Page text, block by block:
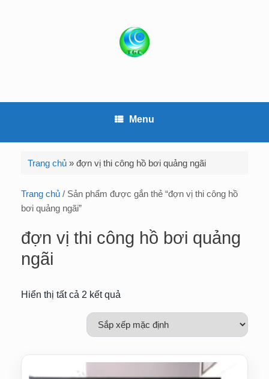
Menu
Trang chủ »đợn vị thi công hồ bơi quảng ngãi
Trang chủ / Sản phẩm được gắn thẻ “đợn vị thi công hồ
bơi quảng ngãi”
đợn vị thi công hồ bơi quảng
ngãi
Hiển thị tất cả 2 kết quả